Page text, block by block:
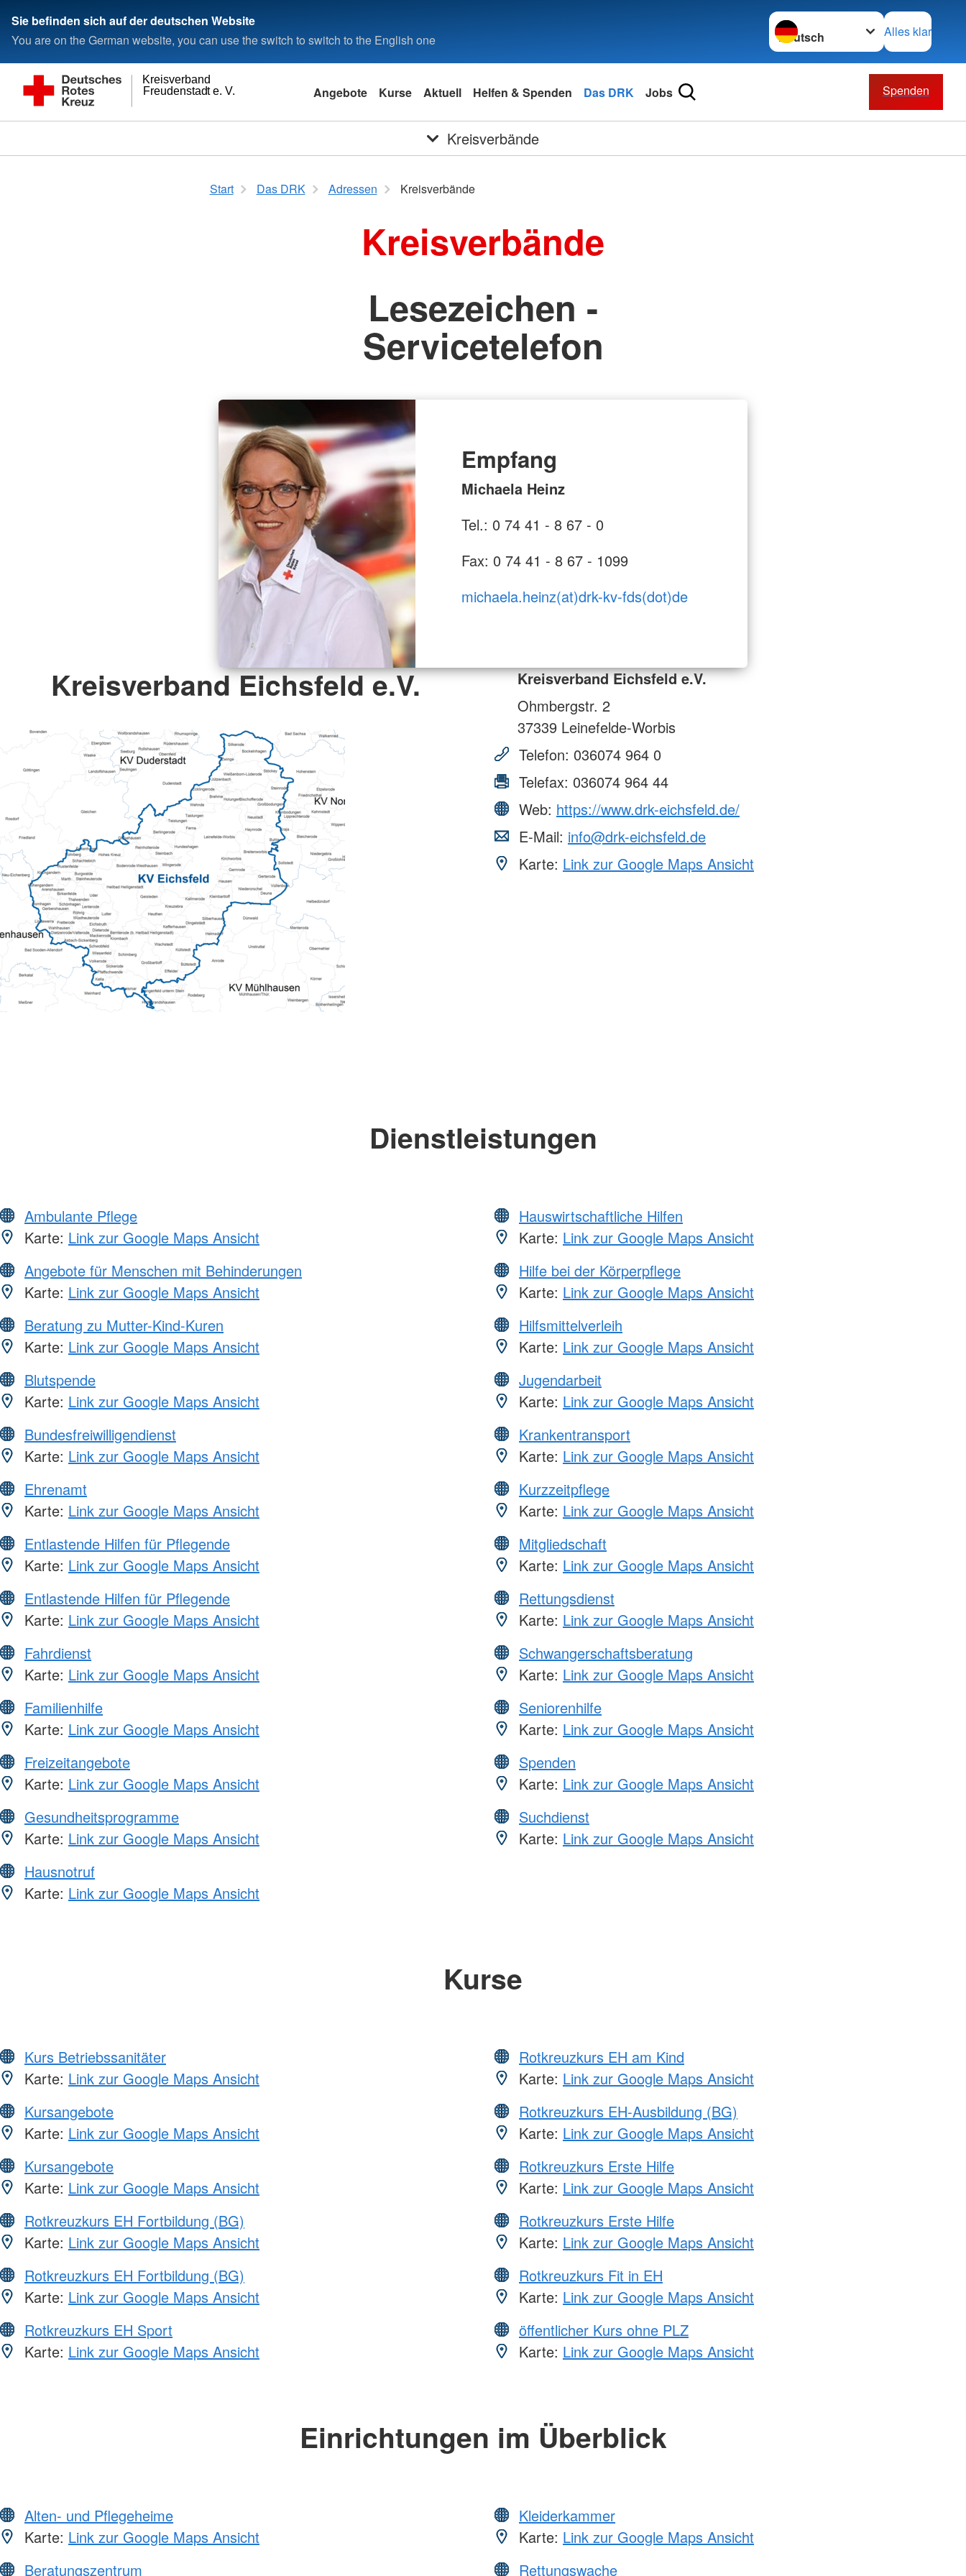
Sie befinden sich auf der deutschen Website
You are on the German website, you can use the switch to switch to the English one
Sprache wechseln zu
Alles klar
Freudenstadt e. V.
Kreisverband
Angebote Kurse Aktuell Helfen & Spenden Das DRK Jobs Spenden
Kreisverbände
Start Das DRK Adressen Kreisverbände
Kreisverbände
Lesezeichen -
Servicetelefon
Empfang
Michaela Heinz
Tel.: 0 74 41 - 8 67 - 0
Fax: 0 74 41 - 8 67 - 1099
michaela.heinz(at)drk-kv-fds(dot)de
Kreisverband Eichsfeld e.V.
Kreisverband Eichsfeld e.V.
Ohmbergstr. 2
37339 Leinefelde-Worbis
Telefon: 036074 964 0
Telefax: 036074 964 44
Web: https://www.drk-eichsfeld.de/
E-Mail: info@drk-eichsfeld.de
Karte: Link zur Google Maps Ansicht
Dienstleistungen
Ambulante Pflege
Karte: Link zur Google Maps Ansicht
Angebote für Menschen mit Behinderungen
Karte: Link zur Google Maps Ansicht
Beratung zu Mutter-Kind-Kuren
Karte: Link zur Google Maps Ansicht
Blutspende
Karte: Link zur Google Maps Ansicht
Bundesfreiwilligendienst
Karte: Link zur Google Maps Ansicht
Ehrenamt
Karte: Link zur Google Maps Ansicht
Entlastende Hilfen für Pflegende
Karte: Link zur Google Maps Ansicht
Entlastende Hilfen für Pflegende
Karte: Link zur Google Maps Ansicht
Fahrdienst
Karte: Link zur Google Maps Ansicht
Familienhilfe
Karte: Link zur Google Maps Ansicht
Freizeitangebote
Karte: Link zur Google Maps Ansicht
Gesundheitsprogramme
Karte: Link zur Google Maps Ansicht
Hausnotruf
Karte: Link zur Google Maps Ansicht
Hauswirtschaftliche Hilfen
Karte: Link zur Google Maps Ansicht
Hilfe bei der Körperpflege
Karte: Link zur Google Maps Ansicht
Hilfsmittelverleih
Karte: Link zur Google Maps Ansicht
Jugendarbeit
Karte: Link zur Google Maps Ansicht
Krankentransport
Karte: Link zur Google Maps Ansicht
Kurzzeitpflege
Karte: Link zur Google Maps Ansicht
Mitgliedschaft
Karte: Link zur Google Maps Ansicht
Rettungsdienst
Karte: Link zur Google Maps Ansicht
Schwangerschaftsberatung
Karte: Link zur Google Maps Ansicht
Seniorenhilfe
Karte: Link zur Google Maps Ansicht
Spenden
Karte: Link zur Google Maps Ansicht
Suchdienst
Karte: Link zur Google Maps Ansicht
Kurse
Kurs Betriebssanitäter
Karte: Link zur Google Maps Ansicht
Kursangebote
Karte: Link zur Google Maps Ansicht
Kursangebote
Karte: Link zur Google Maps Ansicht
Rotkreuzkurs EH Fortbildung (BG)
Karte: Link zur Google Maps Ansicht
Rotkreuzkurs EH Fortbildung (BG)
Karte: Link zur Google Maps Ansicht
Rotkreuzkurs EH Sport
Karte: Link zur Google Maps Ansicht
Rotkreuzkurs EH am Kind
Karte: Link zur Google Maps Ansicht
Rotkreuzkurs EH-Ausbildung (BG)
Karte: Link zur Google Maps Ansicht
Rotkreuzkurs Erste Hilfe
Karte: Link zur Google Maps Ansicht
Rotkreuzkurs Erste Hilfe
Karte: Link zur Google Maps Ansicht
Rotkreuzkurs Fit in EH
Karte: Link zur Google Maps Ansicht
öffentlicher Kurs ohne PLZ
Karte: Link zur Google Maps Ansicht
Einrichtungen im Überblick
Alten- und Pflegeheime
Karte: Link zur Google Maps Ansicht
Beratungszentrum
Kleiderkammer
Karte: Link zur Google Maps Ansicht
Rettungswache